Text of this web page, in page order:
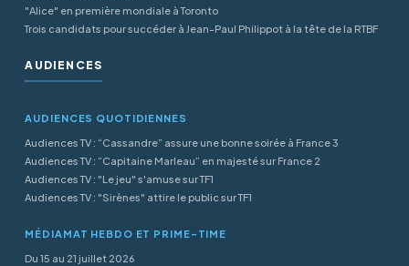
"Alice" en première mondiale à Toronto
Trois candidats pour succéder à Jean-Paul Philippot à la tête de la RTBF
AUDIENCES
AUDIENCES QUOTIDIENNES
Audiences TV : “Cassandre” assure une bonne soirée à France 3
Audiences TV : “Capitaine Marleau” en majesté sur France 2
Audiences TV : "Le jeu" s'amuse sur TF1
Audiences TV : "Sirènes" attire le public sur TF1
MÉDIAMAT HEBDO ET PRIME-TIME
Du 15 au 21 juillet 2026